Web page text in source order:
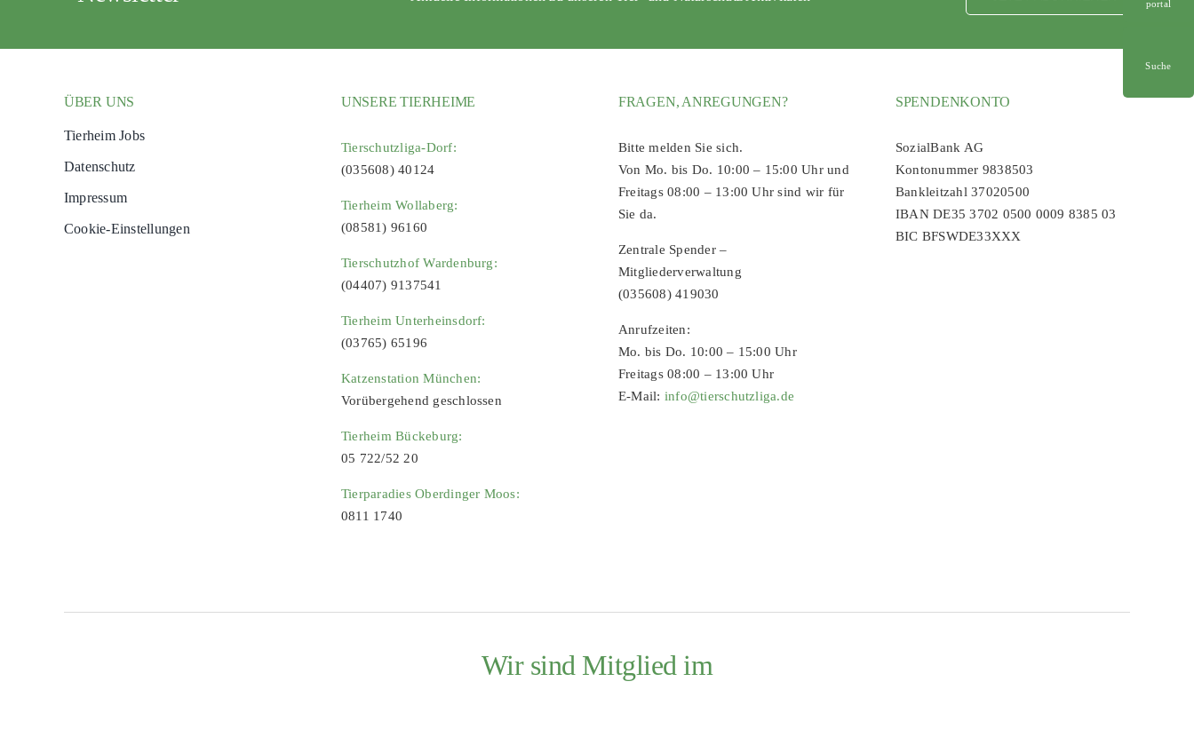
portal
Suche
ÜBER UNS
Tierheim Jobs
Datenschutz
Impressum
Cookie-Einstellungen
UNSERE TIERHEIME
Tierschutzliga-Dorf:
(035608) 40124
Tierheim Wollaberg:
(08581) 96160
Tierschutzhof Wardenburg:
(04407) 9137541
Tierheim Unterheinsdorf:
(03765) 65196
Katzenstation München:
Vorübergehend geschlossen
Tierheim Bückeburg:
05 722/52 20
Tierparadies Oberdinger Moos:
0811 1740
FRAGEN, ANREGUNGEN?
Bitte melden Sie sich.
Von Mo. bis Do. 10:00 – 15:00 Uhr und
Freitags 08:00 – 13:00 Uhr sind wir für
Sie da.
Zentrale Spender –
Mitgliederverwaltung
(035608) 419030
Anrufzeiten:
Mo. bis Do. 10:00 – 15:00 Uhr
Freitags 08:00 – 13:00 Uhr
E-Mail: info@tierschutzliga.de
SPENDENKONTO
SozialBank AG
Kontonummer 9838503
Bankleitzahl 37020500
IBAN DE35 3702 0500 0009 8385 03
BIC BFSWDE33XXX
Wir sind Mitglied im